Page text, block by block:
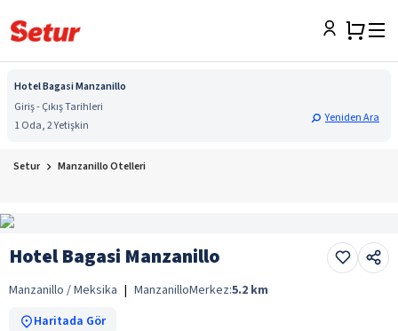
Hotel Bagasi Manzanillo
Giriş - Çıkış Tarihleri
1 Oda, 2 Yetişkin
Yeniden Ara
Setur Manzanillo Otelleri
Hotel Bagasi Manzanillo
Manzanillo / Meksika | ManzanilloMerkez:5.2 km
Haritada Gör